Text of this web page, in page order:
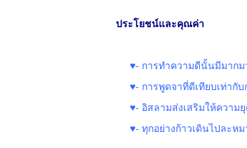
ประโยชน์และคุณค่า
♥- การทำความดีนั้นมีมากม
♥- การพูดจาที่ดีเทียบเท่ากั
♥- อิสลามส่งเสริมให้ความ
♥- ทุกอย่างก้าวเดินไปละห